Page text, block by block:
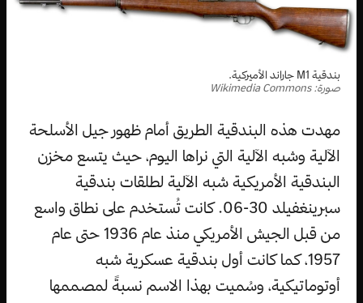
بندقية M1 جاراند الأميركية.
صورة: Wikimedia Commons
مهدت هذه البندقية الطريق أمام ظهور جيل الأسلحة
الآلية وشبه الآلية التي نراها اليوم، حيث يتسع مخزن
البندقية الأمريكية شبه الآلية لطلقات بندقية
سبرينغفيلد 30-06. كانت تُستخدم على نطاق واسع
من قبل الجيش الأمريكي منذ عام 1936 حتى عام
1957، كما كانت أول بندقية عسكرية شبه
أوتوماتيكية، وسُميت بهذا الاسم نسبةً لمصممها